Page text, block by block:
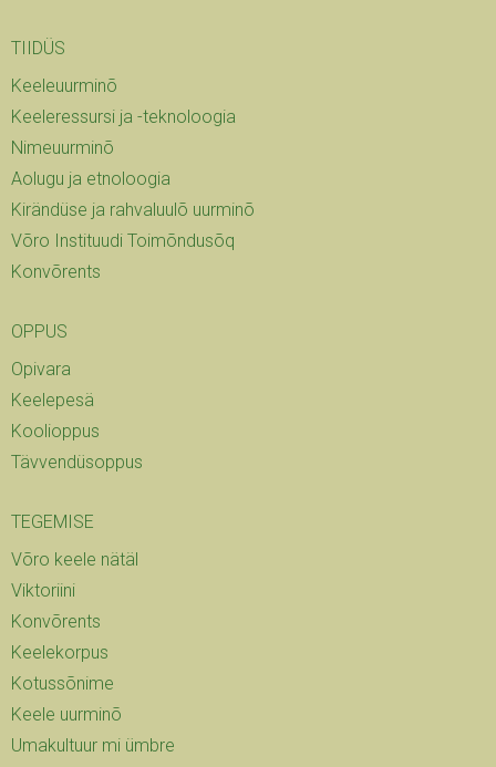
TIIDÜS
Keeleuurminõ
Keeleressursi ja -teknoloogia
Nimeuurminõ
Aolugu ja etnoloogia
Kirändüse ja rahvaluulõ uurminõ
Võro Instituudi Toimõndusõq
Konvõrents
OPPUS
Opivara
Keelepesä
Koolioppus
Tävvendüsoppus
TEGEMISE
Võro keele nätäl
Viktoriini
Konvõrents
Keelekorpus
Kotussõnime
Keele uurminõ
Umakultuur mi ümbre